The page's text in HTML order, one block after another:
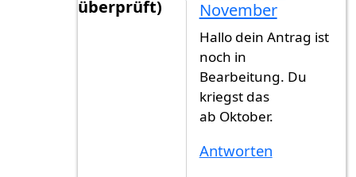
überprüft)
Warte seit feb 2019 von
November
Hallo dein Antrag ist
noch in
Bearbeitung. Du
kriegst das
ab Oktober.
Antworten